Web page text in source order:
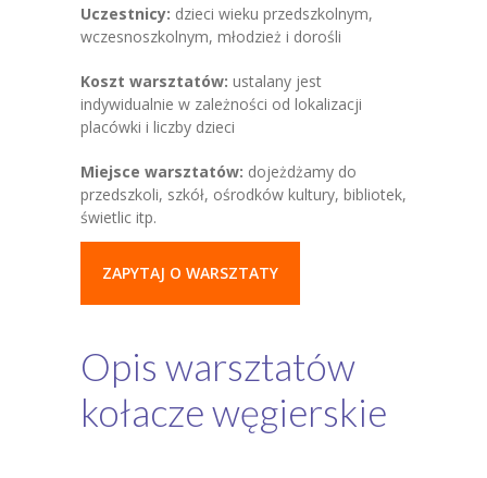
Uczestnicy: dzieci wieku przedszkolnym,
wczesnoszkolnym, młodzież i dorośli
Koszt warsztatów: ustalany jest
indywidualnie w zależności od lokalizacji
placówki i liczby dzieci
Miejsce warsztatów: dojeżdżamy do
przedszkoli, szkół, ośrodków kultury, bibliotek,
świetlic itp.
ZAPYTAJ O WARSZTATY
Opis warsztatów
kołacze węgierskie